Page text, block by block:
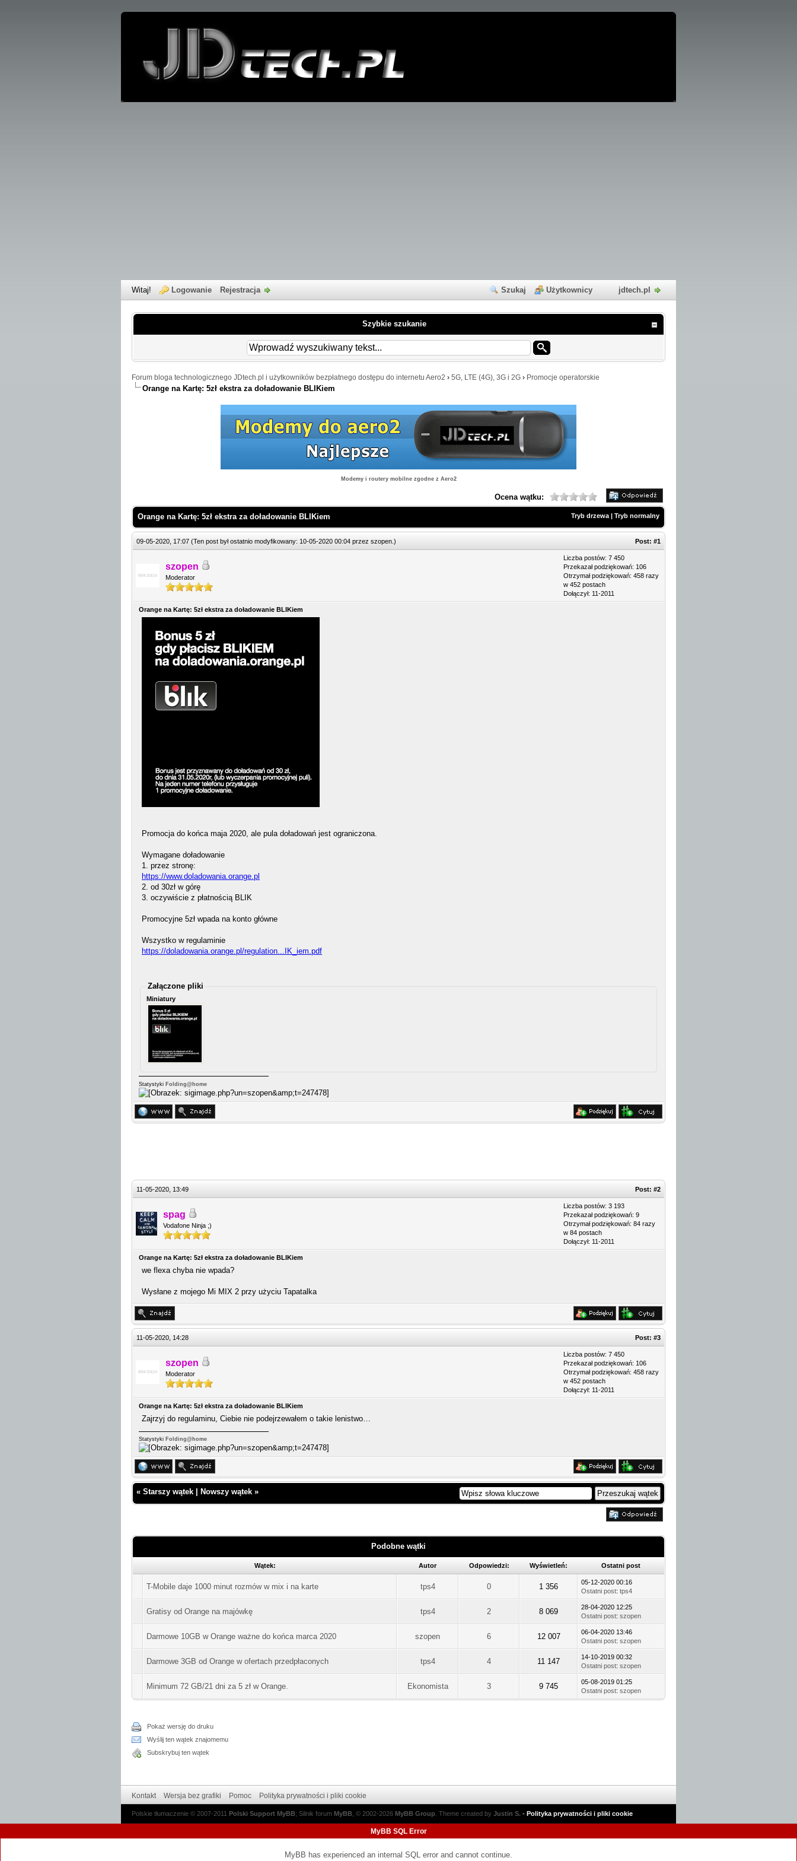
Szukaj Użytkownicy jdtech.pl
Witaj! Logowanie Rejestracja
Szybkie szukanie
Forum bloga technologicznego JDtech.pl i użytkowników bezpłatnego dostępu do internetu Aero2 › 5G, LTE (4G), 3G i 2G › Promocje operatorskie
Orange na Kartę: 5zł ekstra za doładowanie BLIKiem
Modemy i routery mobilne zgodne z Aero2
Ocena wątku:
Tryb drzewa | Tryb normalny
Orange na Kartę: 5zł ekstra za doładowanie BLIKiem
09-05-2020, 17:07 (Ten post był ostatnio modyfikowany: 10-05-2020 00:04 przez szopen ) Post: #1
szopen
Moderator
Liczba postów: 7 450
Przekazał podziękowań: 106
Otrzymał podziękowań: 458 razy
w 452 postach
Dołączył: 11-2011
Orange na Kartę: 5zł ekstra za doładowanie BLIKiem
Promocja do końca maja 2020, ale pula doładowań jest ograniczona.
Wymagane doładowanie
1. przez stronę:
https://www.doladowania.orange.pl
2. od 30zł w górę
3. oczywiście z płatnością BLIK
Promocyjne 5zł wpada na konto główne
Wszystko w regulaminie
https://doladowania.orange.pl/regulation...IK_iem.pdf
Załączone pliki
Miniatury
Statystyki Folding@home
11-05-2020, 13:49 Post: #2
spag
Vodafone Ninja ;)
Liczba postów: 3 193
Przekazał podziękowań: 9
Otrzymał podziękowań: 84 razy
w 84 postach
Dołączył: 11-2011
Orange na Kartę: 5zł ekstra za doładowanie BLIKiem
we flexa chyba nie wpada?
Wysłane z mojego Mi MIX 2 przy użyciu Tapatalka
11-05-2020, 14:28 Post: #3
szopen
Moderator
Liczba postów: 7 450
Przekazał podziękowań: 106
Otrzymał podziękowań: 458 razy
w 452 postach
Dołączył: 11-2011
Orange na Kartę: 5zł ekstra za doładowanie BLIKiem
Zajrzyj do regulaminu, Ciebie nie podejrzewałem o takie lenistwo…
Statystyki Folding@home
« Starszy wątek Nowszy wątek »
Podobne wątki
Wątek: Autor Odpowiedzi: Wyświetleń: Ostatni post
T-Mobile daje 1000 minut rozmów w mix i na karte tps4 0 1 356
05-12-2020 00:16
Ostatni post: tps4
Gratisy od Orange na majówkę tps4 2 8 069
28-04-2020 12:25
Ostatni post: szopen
Darmowe 10GB w Orange ważne do końca marca 2020 szopen 6 12 007
06-04-2020 13:46
Ostatni post: szopen
Darmowe 3GB od Orange w ofertach przedpłaconych tps4 4 11 147
14-10-2019 00:32
Ostatni post: szopen
Minimum 72 GB/21 dni za 5 zł w Orange. Ekonomista 3 9 745
05-08-2019 01:25
Ostatni post: szopen
Pokaż wersję do druku
Wyślij ten wątek znajomemu
Subskrybuj ten wątek
Kontakt Wersja bez grafiki Pomoc Polityka prywatności i pliki cookie
Polskie tłumaczenie © 2007-2011 Polski Support MyBB; Silnik forum MyBB , © 2002-2026 MyBB Group Theme created by Justin S. - Polityka prywatności i pliki cookie
MyBB SQL Error
MyBB has experienced an internal SQL error and cannot continue.